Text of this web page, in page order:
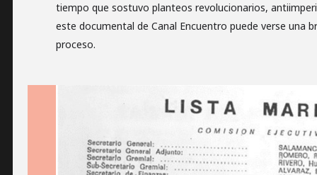
tiempo que sostuvo planteos revolucionarios,
este documental de Canal Encuentro puede verse una
proceso.